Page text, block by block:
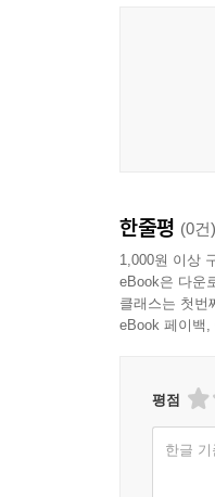
한줄평 (0건)
1,000원 이상
eBook은 다운
클래스는 첫번
eBook 페이백
평점
한글